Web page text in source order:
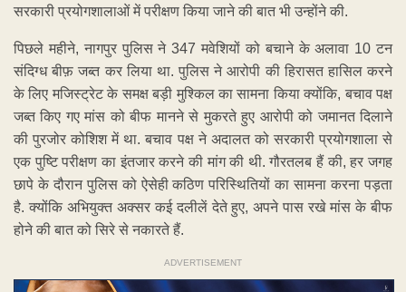
सरकारी प्रयोगशालाओं में परीक्षण किया जाने की बात भी उन्होंने की.
पिछले महीने, नागपुर पुलिस ने 347 मवेशियों को बचाने के अलावा 10 टन
संदिग्ध बीफ़ जब्त कर लिया था. पुलिस ने आरोपी की हिरासत हासिल करने
के लिए मजिस्ट्रेट के समक्ष बड़ी मुश्किल का सामना किया क्योंकि, बचाव पक्ष
जब्त किए गए मांस को बीफ मानने से मुकरते हुए आरोपी को जमानत दिलाने
की पुरजोर कोशिश में था. बचाव पक्ष ने अदालत को सरकारी प्रयोगशाला से
एक पुष्टि परीक्षण का इंतजार करने की मांग की थी. गौरतलब हैं की, हर जगह
छापे के दौरान पुलिस को ऐसेही कठिण परिस्थितियों का सामना करना पड़ता
है. क्योंकि अभियुक्त अक्सर कई दलीलें देते हुए, अपने पास रखे मांस के बीफ
होने की बात को सिरे से नकारते हैं.
ADVERTISEMENT